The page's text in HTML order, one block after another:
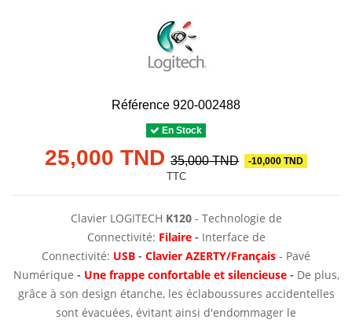
Référence 920-002488
En Stock
25,000 TND 35,000 TND -10,000 TND
TTC
Clavier LOGITECH K120 - Technologie de
Connectivité: Filaire - Interface de
Connectivité: USB - Clavier AZERTY/Français - Pavé
Numérique - Une frappe confortable et silencieuse- De plus,
grâce à son design étanche, les éclaboussures accidentelles
sont évacuées, évitant ainsi d'endommager le